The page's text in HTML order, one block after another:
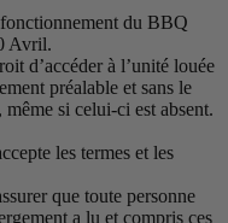
du BBQ
Avril.
d’accéder à l’unité louée
préalable et sans le
si celui-ci est absent.
les termes et les
que toute personne
a lu et compris ces